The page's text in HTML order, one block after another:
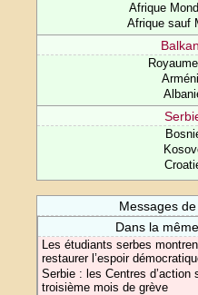
Afrique
Afrique sauf
Messages
Dans la
Les étudiants serbes
restaurer l’espoir
Serbie : les Centres d’action
troisième mois de grève